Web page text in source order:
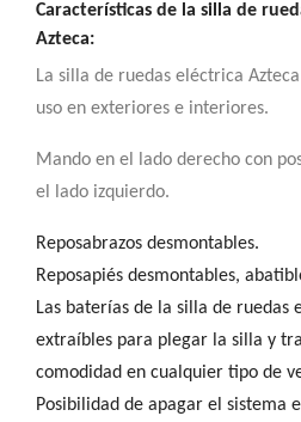
Características de la silla de
Azteca:
La silla de ruedas eléctrica
uso en exteriores e interiores.
Mando en el lado derecho con
el lado izquierdo.
Reposabrazos desmontables.
Reposapiés desmontables,
Las baterías de la silla de ruedas
extraíbles para plegar la silla y
comodidad en cualquier tipo de
Posibilidad de apagar el sistema